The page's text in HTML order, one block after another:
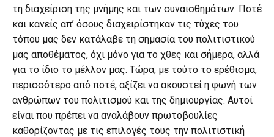
τη διαχείριση της μνήμης και των συναισθημάτων. Ποτέ
και κανείς απ’ όσους διαχειρίστηκαν τις τύχες του
τόπου μας δεν κατάλαβε τη σημασία του πολιτιστικού
μας αποθέματος, όχι μόνο για το χθες και σήμερα, αλλά
για το ίδιο το μέλλον μας. Τώρα, με τούτο το ερέθισμα,
περισσότερο από ποτέ, αξίζει να ακουστεί η φωνή των
ανθρώπων του πολιτισμού και της δημιουργίας. Αυτοί
είναι που πρέπει να αναλάβουν πρωτοβουλίες
καθορίζοντας με τις επιλογές τους την πολιτιστική